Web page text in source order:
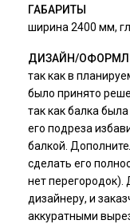
ГАБАРИТЫ
ширина 2400 мм,
ДИЗАЙН/
так как в
было принято
так как балка
его подреза
балкой.
сделать его
нет перегородок).
дизайнеру, и
аккуратными